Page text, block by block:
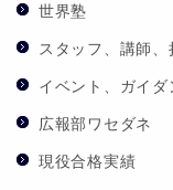
世界塾
スタッフ、講師、
イベント、ガイ
広報部ワセダネ
現役合格実績